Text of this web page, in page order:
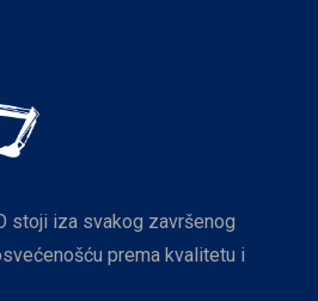
stoji iza svakog završenog
prema kvalitetu i